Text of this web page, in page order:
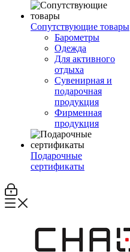
Сопутствующие товары
Барометры
Одежда
Для активного
отдыха
Сувенирная и
подарочная
продукция
Фирменная
продукция
Подарочные
сертификаты